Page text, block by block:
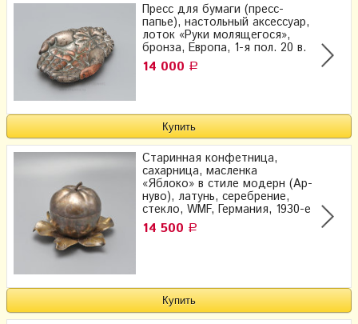
Пресс для бумаги (пресс-
папье), настольный аксессуар,
лоток «Руки молящегося»,
бронза, Европа, 1-я пол. 20 в.
14 000 Р
Старинная конфетница,
сахарница, масленка
«Яблоко» в стиле модерн (Ар-
нуво), латунь, серебрение,
стекло, WMF, Германия, 1930-е
14 500 Р